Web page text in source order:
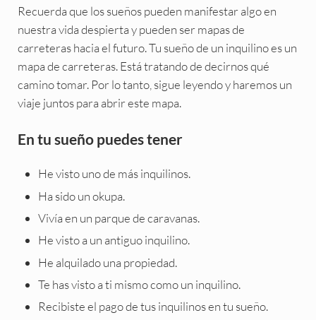
Recuerda que los sueños pueden manifestar algo en
nuestra vida despierta y pueden ser mapas de
carreteras hacia el futuro. Tu sueño de un inquilino es un
mapa de carreteras. Está tratando de decirnos qué
camino tomar. Por lo tanto, sigue leyendo y haremos un
viaje juntos para abrir este mapa.
En tu sueño puedes tener
He visto uno de más inquilinos.
Ha sido un okupa.
Vivía en un parque de caravanas.
He visto a un antiguo inquilino.
He alquilado una propiedad.
Te has visto a ti mismo como un inquilino.
Recibiste el pago de tus inquilinos en tu sueño.